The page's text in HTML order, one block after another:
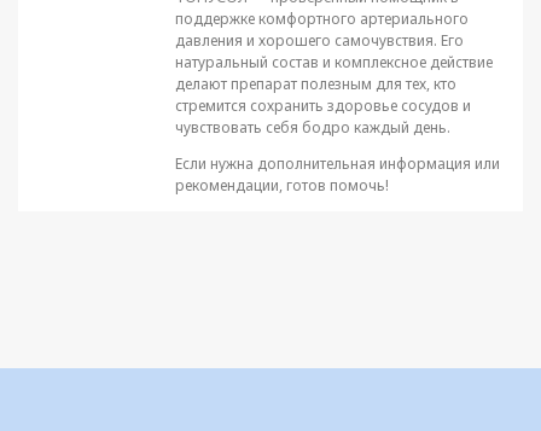
поддержке комфортного артериального
давления и хорошего самочувствия. Его
натуральный состав и комплексное действие
делают препарат полезным для тех, кто
стремится сохранить здоровье сосудов и
чувствовать себя бодро каждый день.
Если нужна дополнительная информация или
рекомендации, готов помочь!